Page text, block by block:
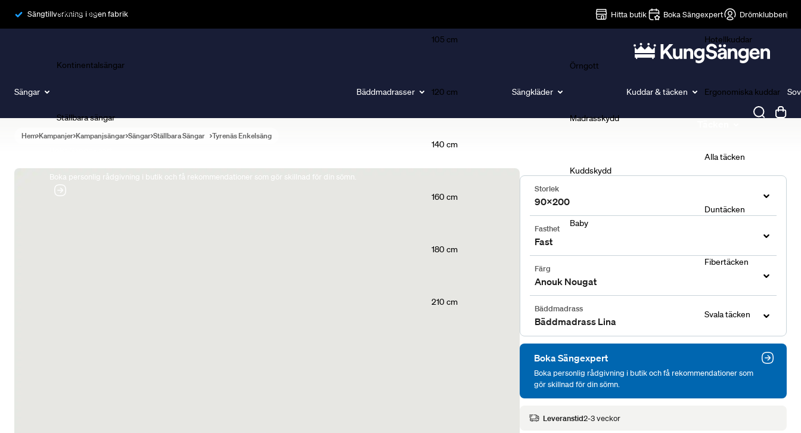
Sängtillverkning i egen fabrik Hitta butik Boka Sängexpert Drömklubben
Sängar
Ramsängar
Kontinentalsängar
Ställbara sängar
Boka personlig rådgivning i butik och få rekommendationer som gör skillnad för din sömn.
Bäddmadrasser
105 cm
120 cm
140 cm
160 cm
180 cm
210 cm
Sängkläder
Örngott
Madrasskydd
Kuddskydd
Baby
Kuddar & täcken
Hotellkuddar
Ergonomiska kuddar
Alla täcken
Duntäcken
Fibertäcken
Svala täcken
Hem Kampanjer Kampanjsängar Sängar Ställbara Sängar Tyrenäs Enkelsäng
Storlek
90x200
Fasthet
Fast
Färg
Anouk Nougat
Bäddmadrass
Bäddmadrass Lina
Boka Sängexpert
Boka personlig rådgivning i butik och få rekommendationer som
gör skillnad för din sömn.
Leveranstid2-3 veckor